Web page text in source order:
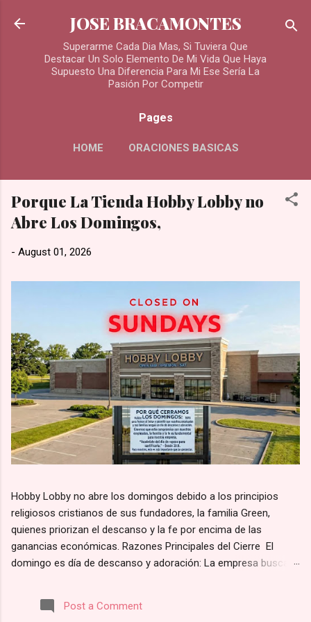
Skip to main content
JOSE BRACAMONTES
Superarme Cada Dia Mas, Si Tuviera Que
Destacar Un Solo Elemento De Mi Vida Que Haya
Supuesto Una Diferencia Para Mi Ese Sería La
Pasión Por Competir
Pages
HOME ORACIONES BASICAS
MORE…
ORACIONES PARA LOS DIFUNTOS
Porque La Tienda Hobby Lobby no
Abre Los Domingos,
- August 01, 2026
Hobby Lobby no abre los domingos debido a los principios
religiosos cristianos de sus fundadores, la familia Green,
quienes priorizan el descanso y la fe por encima de las
ganancias económicas. Razones Principales del Cierre El
domingo es día de descanso y adoración: La empresa busca
Según su página web, la razón por la que Hobby Lobby cierra
los domingos es para “darles a nuestros empleados y clientes
Post a Comment